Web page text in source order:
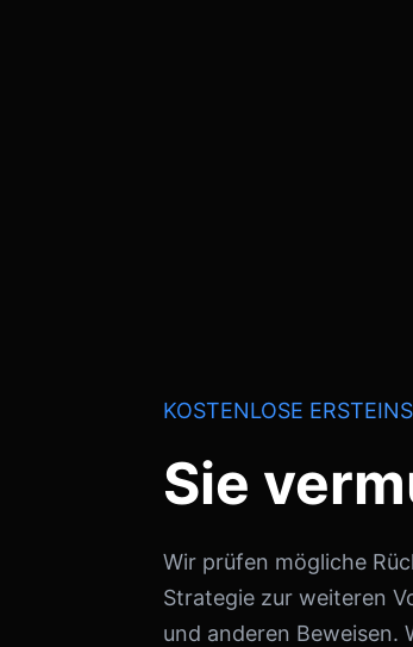
KOSTENLOSE
Sie
Wir prüfen mögliche
Strategie zur weiteren
und anderen Beweisen.